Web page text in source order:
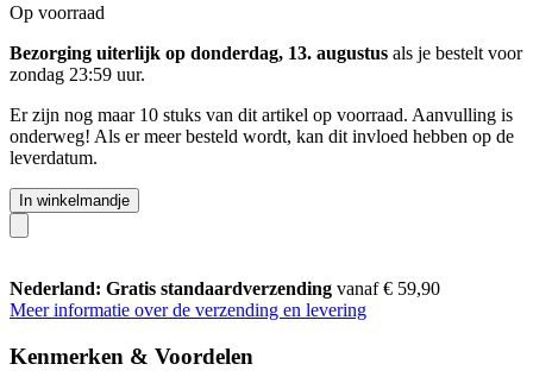
Op voorraad
Bezorging uiterlijk op donderdag, 13. augustus als je bestelt voor
zondag 23:59 uur.
Er zijn nog maar 10 stuks van dit artikel op voorraad. Aanvulling is
onderweg! Als er meer besteld wordt, kan dit invloed hebben op de
leverdatum.
In winkelmandje
Nederland: Gratis standaardverzending vanaf € 59,90
Meer informatie over de verzending en levering
Kenmerken & Voordelen